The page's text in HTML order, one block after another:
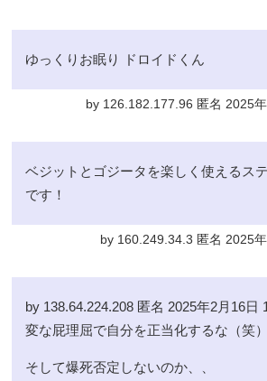
ゆっくりお眠り ドロイドくん
by 126.182.177.96 匿名 2025
ベジットとゴジータを楽しく使えるス
です！
by 160.249.34.3 匿名 2025
by 138.64.224.208 匿名 2025年2月16日
変な屁理屈で自分を正当化するな（笑）
そして爆死否定しないのか、、